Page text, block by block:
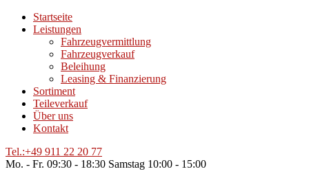
Startseite
Leistungen
Fahrzeugvermittlung
Fahrzeugverkauf
Beleihung
Leasing & Finanzierung
Sortiment
Teileverkauf
Über uns
Kontakt
Tel.:+49 911 22 20 77
Mo. - Fr. 09:30 - 18:30 Samstag 10:00 - 15:00